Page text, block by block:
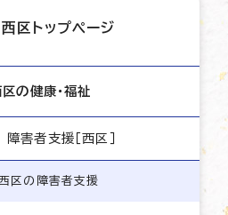
西区トップページ
の健康・福祉
障害者支援［西区］
区の障害者支援